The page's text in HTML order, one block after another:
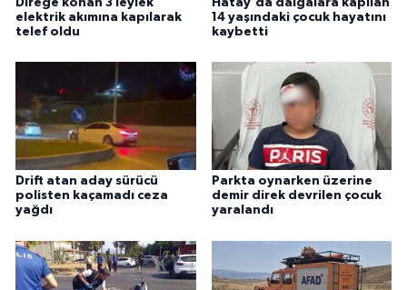
elektrik akımına kapılarak
telef oldu
14 yaşındaki çocuk hayatını
kaybetti
Drift atan aday sürücü
polisten kaçamadı ceza
yağdı
Parkta oynarken üzerine
demir direk devrilen çocuk
yaralandı